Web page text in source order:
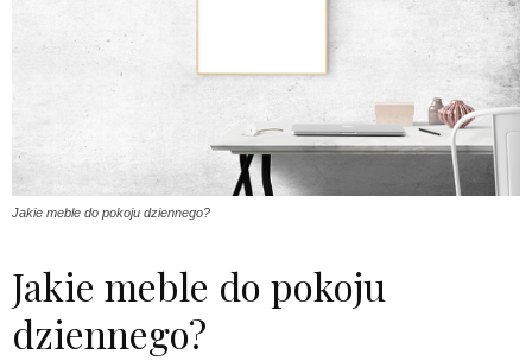
Jakie meble do pokoju dziennego?
Jakie meble do pokoju
dziennego?